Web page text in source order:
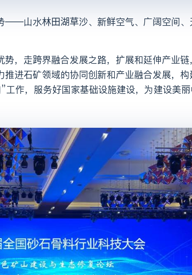
进石矿领域的协同创新和产业融合发展，
作，服务好国家基础设施建设，为建设美